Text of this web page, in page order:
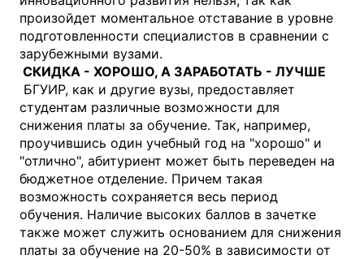
произойдет моментальное отставание в уровне
подготовленности специалистов в сравнении с
зарубежными вузами.
СКИДКА - ХОРОШО, А ЗАРАБОТАТЬ - ЛУЧШЕ
БГУИР, как и другие вузы, предоставляет
студентам различные возможности для
снижения платы за обучение. Так, например,
проучившись один учебный год на "хорошо" и
"отлично", абитуриент может быть переведен на
бюджетное отделение. Причем такая
возможность сохраняется весь период
обучения. Наличие высоких баллов в зачетке
также может служить основанием для снижения
платы за обучение на 20-50% в зависимости от